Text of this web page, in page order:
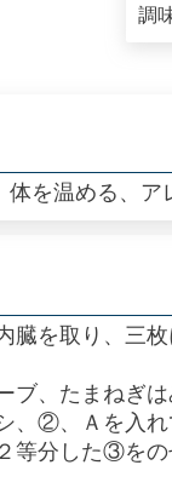
調
体を温める、ア
臓を取り、三
、たまねぎは
、②、Ａを入れ
等分した③をの